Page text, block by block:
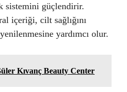
sistemini güçlendirir.
içeriği, cilt sağlığını
yardımcı olur.
Kıvanç Beauty Center